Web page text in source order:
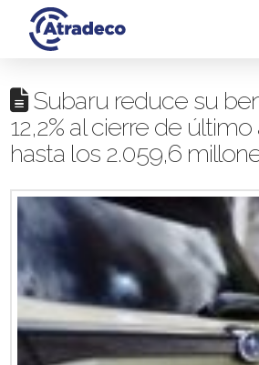
Subaru reduce su
12,2% al cierre de
hasta los 2.059,6